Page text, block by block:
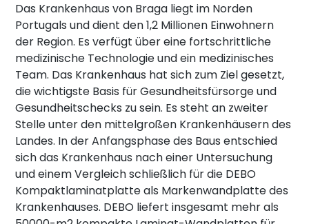
Das Krankenhaus von Braga liegt im Norden
Portugals und dient den 1,2 Millionen Einwohnern
der Region. Es verfügt über eine fortschrittliche
medizinische Technologie und ein medizinisches
Team. Das Krankenhaus hat sich zum Ziel gesetzt,
die wichtigste Basis für Gesundheitsfürsorge und
Gesundheitschecks zu sein. Es steht an zweiter
Stelle unter den mittelgroßen Krankenhäusern des
Landes. In der Anfangsphase des Baus entschied
sich das Krankenhaus nach einer Untersuchung
und einem Vergleich schließlich für die DEBO
Kompaktlaminatplatte als Markenwandplatte des
Krankenhauses. DEBO liefert insgesamt mehr als